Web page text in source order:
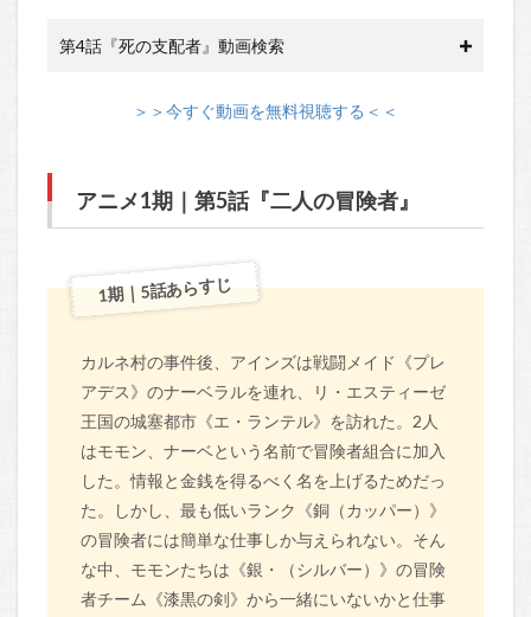
第4話『死の支配者』動画検索
＞＞今すぐ動画を無料視聴する＜＜
アニメ1期｜第5話『二人の冒険者』
1期｜5話あらすじ
カルネ村の事件後、アインズは戦闘メイド《プレ
アデス》のナーベラルを連れ、リ・エスティーゼ
王国の城塞都市《エ・ランテル》を訪れた。2人
はモモン、ナーベという名前で冒険者組合に加入
した。情報と金銭を得るべく名を上げるためだっ
た。しかし、最も低いランク《銅（カッパー）》
の冒険者には簡単な仕事しか与えられない。そん
な中、モモンたちは《銀・（シルバー）》の冒険
者チーム《漆黒の剣》から一緒にいないかと仕事